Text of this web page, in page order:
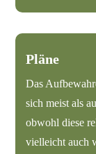
Pläne
Das
sich meist als
obwohl diese
vielleicht auch